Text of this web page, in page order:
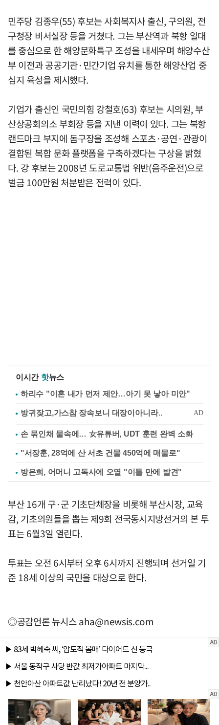
민주당 김종우(55) 후보는 사회복지사 출신, 구의원, 전
구청장 비서실장 등을 거쳤다. 그는 부산역과 북항 일대
를 중심으로 한 해양문화특구 조성을 내세우며 해양수산
부 이전과 공공기관·민간기업 유치를 통한 해양산업 중
심지 육성을 제시했다.
기업가 출신인 국민의힘 강철호(63) 후보는 시의원, 부
산상공회의소 부회장 등을 지낸 이력이 있다. 그는 북항
랜드마크 부지에 돔구장을 조성해 스포츠·공연·관광이
결합된 복합 문화 플랫폼을 구축하겠다는 구상을 밝혔
다. 강 후보는 2008년 도로교통법 위반(음주운전)으로
벌금 100만원 처분받은 전력이 있다.
이시간 핫뉴스
하리수 "이혼 내가 먼저 제안…아기 못 낳아 미안"
손 묶인채 물속에… 女유튜버, UDT 훈련 완벽 소화
"서장훈, 28억에 산 서초 건물 450억에 매물로"
방은희, 어머니 고독사에 오열 "이틀 만에 발견"
부산 16개 구·군 기초단체장을 비롯해 부산시장, 교육
감, 기초의원들을 뽑는 제9회 전국동시지방선거의 본 투
표는 6월3일 열린다.
투표는 오전 6시부터 오후 6시까지 진행되며 선거일 기
준 18세 이상의 국민을 대상으로 한다.
◎공감언론 뉴시스aha@newsis.com